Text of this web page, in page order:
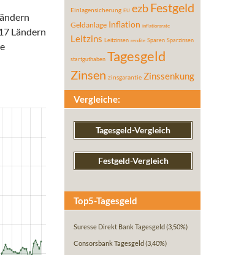
Ländern
Einlagensicherung EU ezbFestgeld
Geldanlage Inflation inflationsrate
Leitzins Leitzinsen rendite Sparen Sparzinsen
startguthaben Tagesgeld
Zinsen zinsgarantie Zinssenkung
Vergleiche:
Tagesgeld-Vergleich
Festgeld-Vergleich
Top5-Tagesgeld
Suresse Direkt Bank Tagesgeld (3,50%)
Consorsbank Tagesgeld (3,40%)